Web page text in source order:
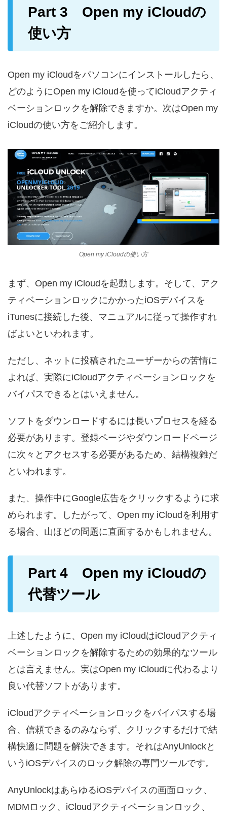
Part 3 Open my iCloudの
使い方
Open my iCloudをパソコンにインストールしたら、
どのようにOpen my iCloudを使ってiCloudアクティ
ベーションロックを解除できますか。次はOpen my
iCloudの使い方をご紹介します。
Open my iCloudの使い方
まず、Open my iCloudを起動します。そして、アク
ティベーションロックにかかったiOSデバイスを
iTunesに接続した後、マニュアルに従って操作すれ
ばよいといわれます。
ただし、ネットに投稿されたユーザーからの苦情に
よれば、実際にiCloudアクティベーションロックを
バイパスできるとはいえません。
ソフトをダウンロードするには長いプロセスを経る
必要があります。登録ページやダウンロードページ
に次々とアクセスする必要があるため、結構複雑だ
といわれます。
また、操作中にGoogle広告をクリックするように求
められます。したがって、Open my iCloudを利用す
る場合、山ほどの問題に直面するかもしれません。
Part 4 Open my iCloudの
代替ツール
上述したように、Open my iCloudはiCloudアクティ
ベーションロックを解除するための効果的なツール
とは言えません。実はOpen my iCloudに代わるより
良い代替ソフトがあります。
iCloudアクティベーションロックをバイパスする場
合、信頼できるのみならず、クリックするだけで結
構快適に問題を解決できます。それはAnyUnlockと
いうiOSデバイスのロック解除の専門ツールです。
AnyUnlockはあらゆるiOSデバイスの画面ロック、
MDMロック、iCloudアクティベーションロック、